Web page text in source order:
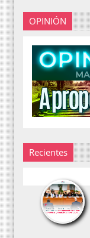
OPINIÓN
Recientes